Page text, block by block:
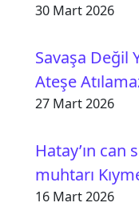
30 Mart 2026
Savaşa Değil
Ateşe
27 Mart 2026
Hatay’ın can
muhtarı
16 Mart 2026